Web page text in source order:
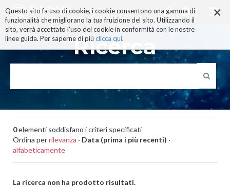
×
Questo sito fa uso di cookie, i cookie consentono una gamma di
funzionalità che migliorano la tua fruizione del sito. Utilizzando il
sito, verrà accettato l'uso dei cookie in conformità con le nostre
linee guida. Per saperne di più clicca qui.
ai
contenuti.
|
alla
navigazione
Ricerca
0elementi soddisfano i criteri specificati
Ordina perrilevanza · Data (prima i più recenti) ·
alfabeticamente
La ricerca non ha prodotto risultati.